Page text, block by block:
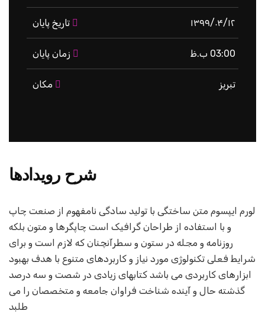
تاریخ پایان ۱۳۹۹/۰۴/۱۲
زمان پایان 03:00 ب.ظ
مکان تبریز
شرح رویدادها
لورم ایپسوم متن ساختگی با تولید سادگی نامفهوم از صنعت چاپ
و با استفاده از طراحان گرافیک است چاپگرها و متون بلکه
روزنامه و مجله در ستون و سطرآنچنان که لازم است و برای
شرایط فعلی تکنولوژی مورد نیاز و کاربردهای متنوع با هدف بهبود
ابزارهای کاربردی می باشد کتابهای زیادی در شصت و سه درصد
گذشته حال و آینده شناخت فراوان جامعه و متخصصان را می
طلبد